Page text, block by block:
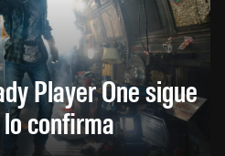
Player One sigue
confirma